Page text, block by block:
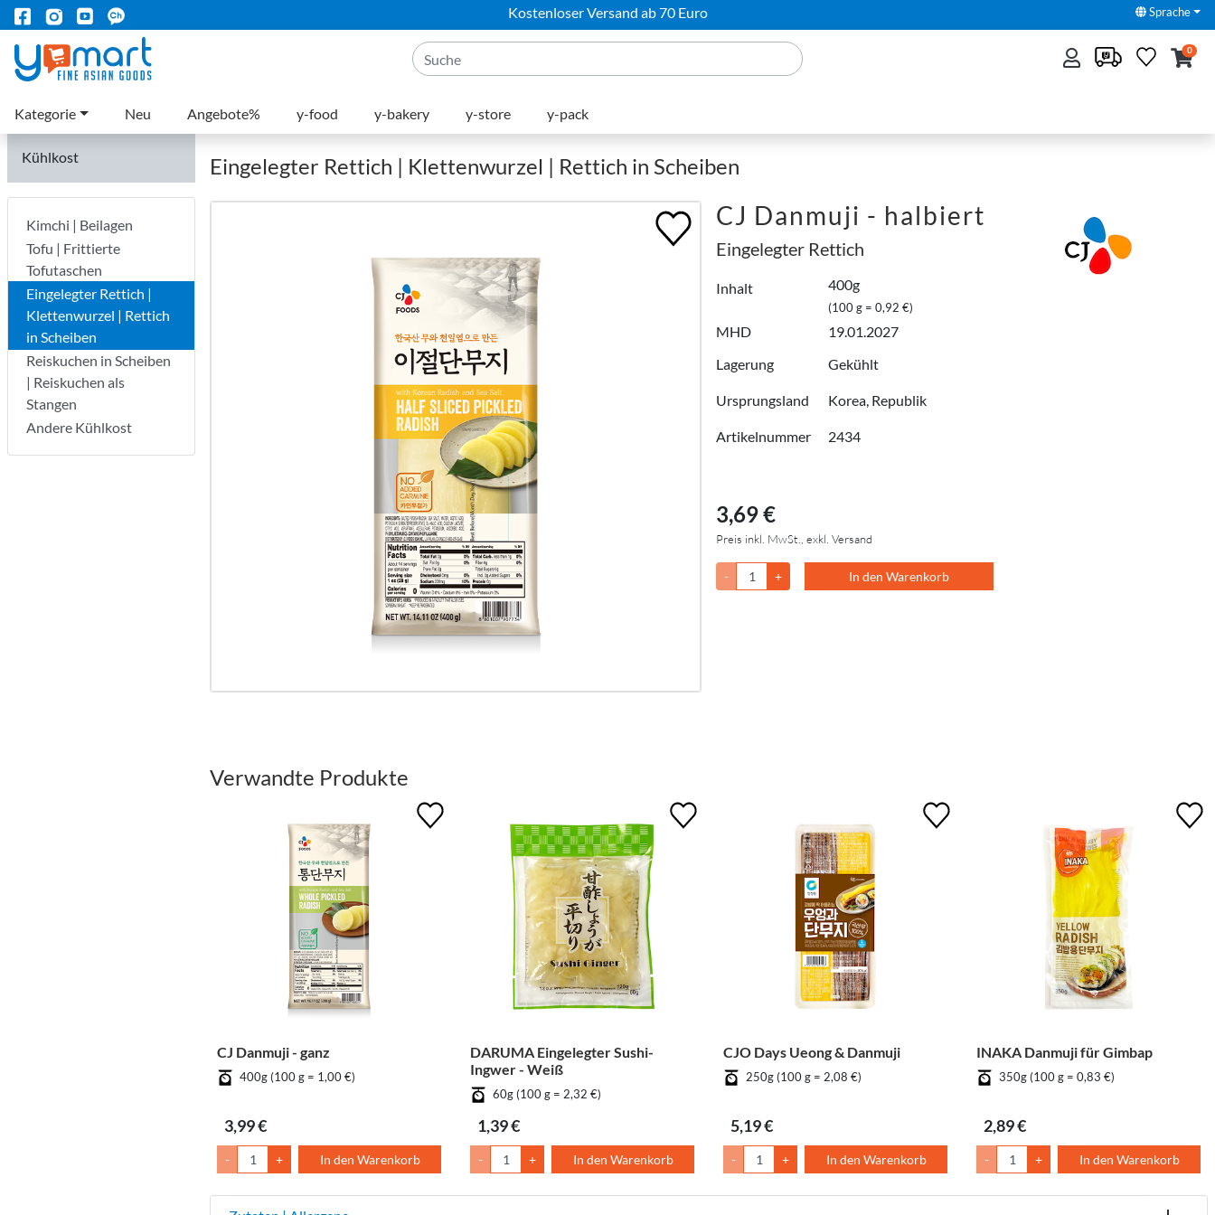
Kostenloser Versand ab 70 Euro Sprache
0
Kategorie Neu Angebote% y-food y-bakery y-store y-pack
Kühlkost
Kimchi | Beilagen
Tofu | Frittierte
Tofutaschen
Eingelegter Rettich |
Klettenwurzel | Rettich
in Scheiben
Reiskuchen in Scheiben
| Reiskuchen als
Stangen
Andere Kühlkost
Eingelegter Rettich | Klettenwurzel | Rettich in Scheiben
CJ Danmuji - halbiert
Eingelegter Rettich
Inhalt 400g
(100 g = 0,92 €)
MHD
19.01.2027
Lagerung
Gekühlt
Ursprungsland Korea, Republik
Artikelnummer 2434
3,69 €
Preis inkl. MwSt., exkl. Versand
- + In den Warenkorb
Verwandte Produkte
CJ Danmuji - ganz
400g (100 g = 1,00 €)
3,99 €
- + In den Warenkorb
DARUMA Eingelegter Sushi-
Ingwer - Weiß
60g (100 g = 2,32 €)
1,39 €
- + In den Warenkorb
CJO Days Ueong & Danmuji
250g (100 g = 2,08 €)
5,19 €
- + In den Warenkorb
INAKA Danmuji für Gimbap
350g (100 g = 0,83 €)
2,89 €
- + In den Warenkorb